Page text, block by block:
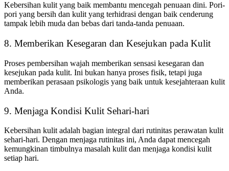
Kebersihan kulit yang baik membantu mencegah penuaan dini. Pori-
pori yang bersih dan kulit yang terhidrasi dengan baik cenderung
tampak lebih muda dan bebas dari tanda-tanda penuaan.
8. Memberikan Kesegaran dan Kesejukan pada Kulit
Proses pembersihan wajah memberikan sensasi kesegaran dan
kesejukan pada kulit. Ini bukan hanya proses fisik, tetapi juga
memberikan perasaan psikologis yang baik untuk kesejahteraan kulit
Anda.
9. Menjaga Kondisi Kulit Sehari-hari
Kebersihan kulit adalah bagian integral dari rutinitas perawatan kulit
sehari-hari. Dengan menjaga rutinitas ini, Anda dapat mencegah
kemungkinan timbulnya masalah kulit dan menjaga kondisi kulit
setiap hari.